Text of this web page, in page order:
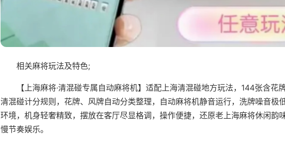
相关麻将玩法及特色;
【上海麻将·清混碰专属自动麻将机】适配上海清混碰地方玩法，144张含花
清混碰计分规则，花牌、风牌自动分类整理，自动麻将机静音运行，洗牌噪音极
环境，机身轻奢精致，摆放在客厅尽显格调，操作便捷，还原老上海麻将休闲韵
慢节奏娱乐。